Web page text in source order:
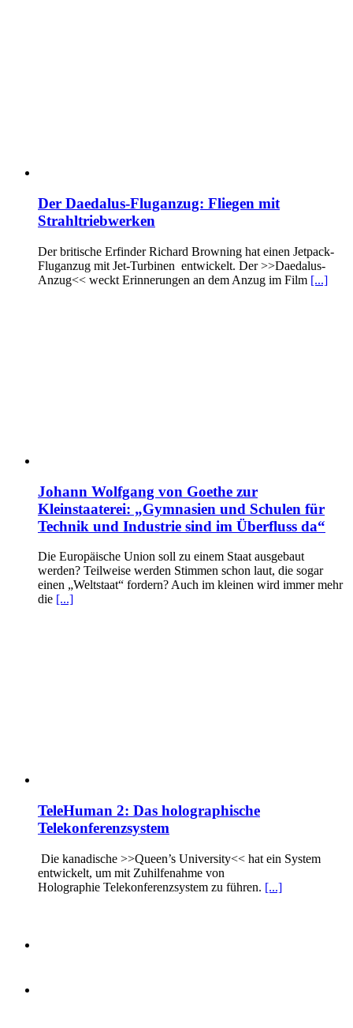
Der Daedalus-Fluganzug: Fliegen mit
Strahltriebwerken
Der britische Erfinder Richard Browning hat einen Jetpack-
Fluganzug mit Jet-Turbinen entwickelt. Der >>Daedalus-
Anzug<< weckt Erinnerungen an dem Anzug im Film [...]
Johann Wolfgang von Goethe zur
Kleinstaaterei: „Gymnasien und Schulen für
Technik und Industrie sind im Überfluss da“
Die Europäische Union soll zu einem Staat ausgebaut
werden? Teilweise werden Stimmen schon laut, die sogar
einen „Weltstaat“ fordern? Auch im kleinen wird immer mehr
die [...]
TeleHuman 2: Das holographische
Telekonferenzsystem
Die kanadische >>Queen’s University<< hat ein System
entwickelt, um mit Zuhilfenahme von
Holographie Telekonferenzsystem zu führen. [...]